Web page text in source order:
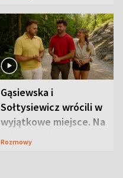
Gąsiewska i
Sołtysiewicz wrócili w
wyjątkowe miejsce. Na
szlaku czekał
Rozmowy